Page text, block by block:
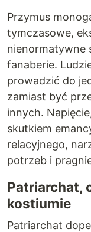
Przymus
tymczasowe,
nienormatywne
fanaberie.
prowadzić do
zamiast być
innych.
skutkiem
relacyjnego,
potrzeb i
Patriarchat,
kostiumie
Patriarchat